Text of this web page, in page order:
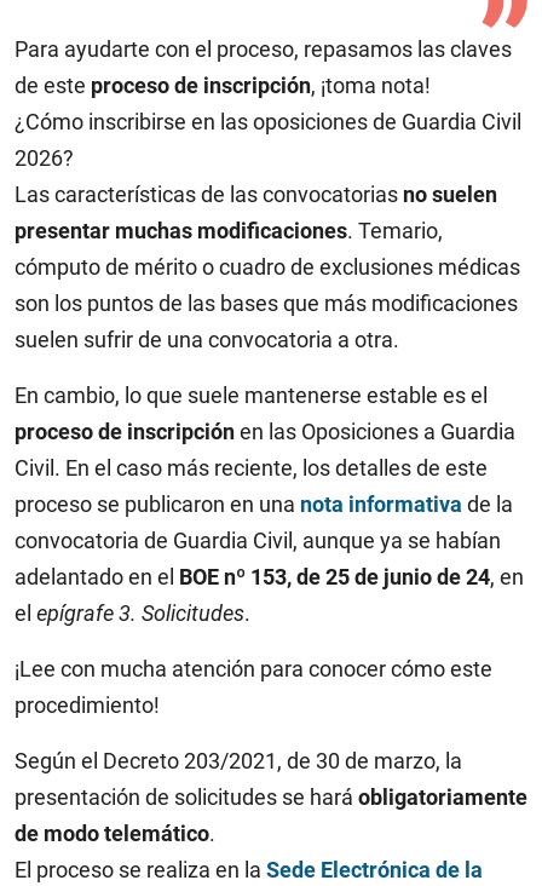
Para ayudarte con el proceso, repasamos las claves
de este proceso de inscripción, ¡toma nota!
¿Cómo inscribirse en las oposiciones de Guardia Civil
2026?
Las características de las convocatorias no suelen
presentar muchas modificaciones. Temario,
cómputo de mérito o cuadro de exclusiones médicas
son los puntos de las bases que más modificaciones
suelen sufrir de una convocatoria a otra.
En cambio, lo que suele mantenerse estable es el
proceso de inscripciónen las Oposiciones a Guardia
Civil. En el caso más reciente, los detalles de este
proceso se publicaron en una nota informativa de la
convocatoria de Guardia Civil, aunque ya se habían
adelantado en el BOE nº 153, de 25 de junio de 24, en
el epígrafe 3. Solicitudes.
¡Lee con mucha atención para conocer cómo este
procedimiento!
Según el Decreto 203/2021, de 30 de marzo, la
presentación de solicitudes se hará obligatoriamente
de modo telemático.
El proceso se realiza en la Sede Electrónica de la